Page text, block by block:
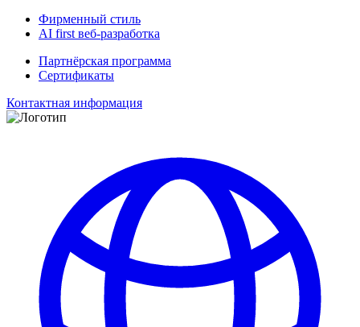
Фирменный стиль
AI first веб-разработка
Партнёрская программа
Сертификаты
Контактная информация